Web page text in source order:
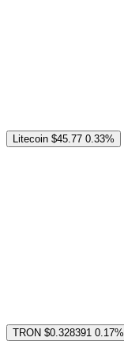
Litecoin $45.77 0.33%
TRON $0.328391 0.17%